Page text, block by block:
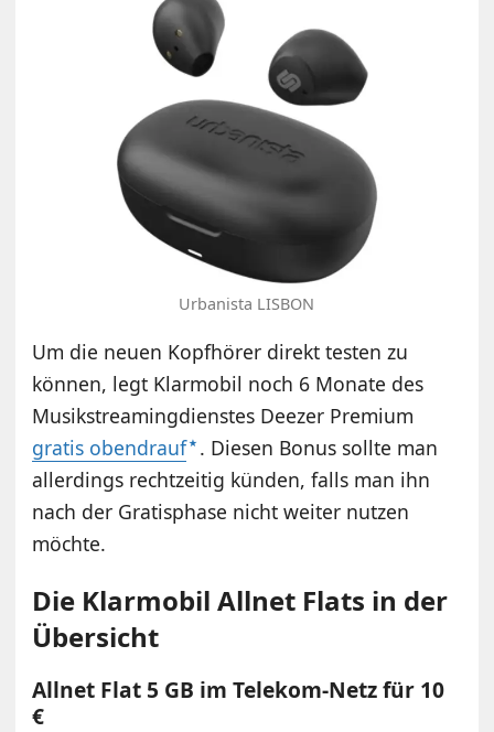
Urbanista LISBON
Um die neuen Kopfhörer direkt testen zu
können, legt Klarmobil noch 6 Monate des
Musikstreamingdienstes Deezer Premium
gratis obendrauf . Diesen Bonus sollte man
allerdings rechtzeitig künden, falls man ihn
nach der Gratisphase nicht weiter nutzen
möchte.
Die Klarmobil Allnet Flats in der
Übersicht
Allnet Flat 5 GB im Telekom-Netz für 10
€